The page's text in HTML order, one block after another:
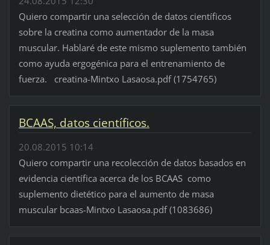
Quiero compartir una selección de datos científicos
sobre la creatina como aumentador de la masa
muscular. Hablaré de este mismo suplemento también
como ayuda ergogénica para el entrenamiento de
fuerza. creatina-Mintxo Lasaosa.pdf (1754765)
BCAAS, datos científicos.
20.08.2015 10:14
Quiero compartir una recolección de datos basados en
evidencia científica acerca de los BCAAS como
suplemento dietético para el aumento de masa
muscular bcaas-Mintxo Lasaosa.pdf (1083686)